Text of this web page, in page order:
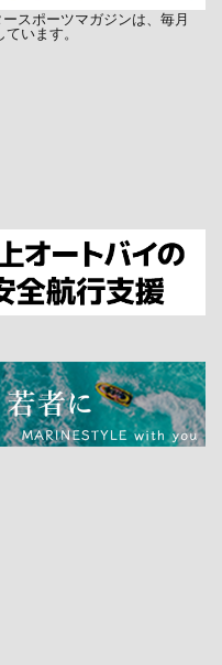
スポーツマガジンは、毎月
います。